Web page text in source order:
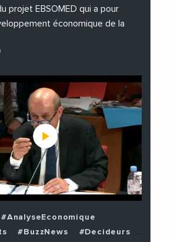
projet EBSOMED qui a pour
économique de la
#AnalyseEconomique
#BuzzNews
#Decideurs